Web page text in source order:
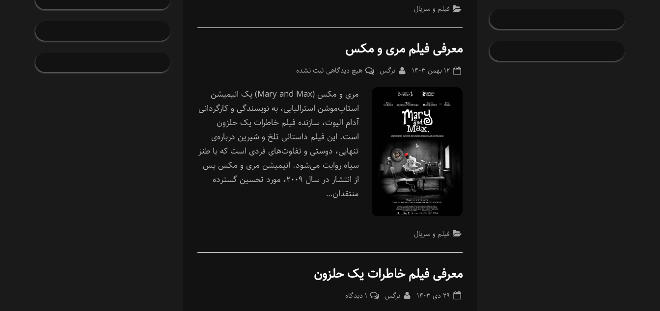
فیلم و سریال
معرفی فیلم مری و مکس
Posted
۱۲ بهمن ۱۴۰۳ By
نرگس هیچ دیدگاهی برای
فیلم
مری
مکس
ثبت نشده
مری و مکس (Mary and Max) یک انیمیشن
استاپ‌موشن استرالیایی، به نویسندگی و کارگردانی
آدام الیوت، سازنده فیلم خاطرات یک حلزون
است. این فیلم داستانی تلخ و شیرین درباره‌ی
تنهایی، دوستی و تفاوت‌های فردی است که با طنز
سیاه روایت می‌شود. انیمیشن مری و مکس پس
از انتشار در سال ۲۰۰۹، مورد تحسین گسترده
منتقدان…
فیلم و سریال
معرفی فیلم خاطرات یک حلزون
Posted
۲۹ دی ۱۴۰۳ By
نرگس ۱ دیدگاه
برای